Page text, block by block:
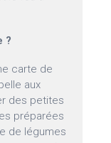
?
carte de
aux
des petites
préparées
de légumes